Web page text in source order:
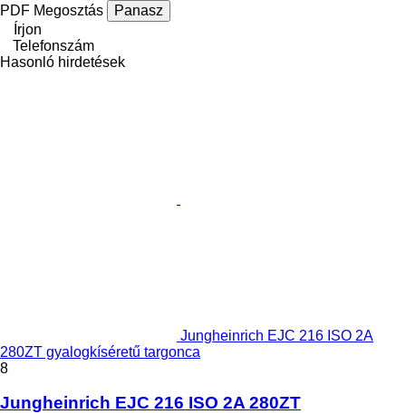
PDF Megosztás
Panasz
Írjon
Telefonszám
Hasonló hirdetések
Jungheinrich EJC 216 ISO 2A
280ZT gyalogkíséretű targonca
8
Jungheinrich EJC 216 ISO 2A 280ZT